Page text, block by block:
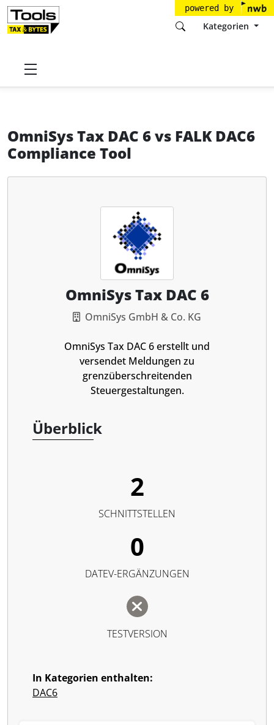
powered by
Kategorien
Startseite
OmniSys Tax DAC 6vs FALK DAC6
Compliance Tool
OmniSys Tax DAC 6
OmniSys GmbH & Co. KG
OmniSys Tax DAC 6 erstellt und
versendet Meldungen zu
grenzüberschreitenden
Steuergestaltungen.
Überblick
2
SCHNITTSTELLEN
0
DATEV-ERGÄNZUNGEN
TESTVERSION
In Kategorien enthalten:
DAC6